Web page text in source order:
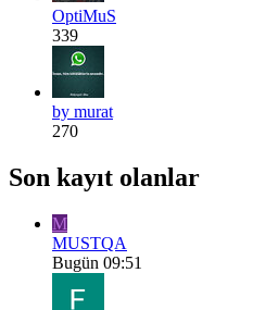
OptiMuS
339
by murat
270
Son kayıt olanlar
M
MUSTQA
Bugün 09:51